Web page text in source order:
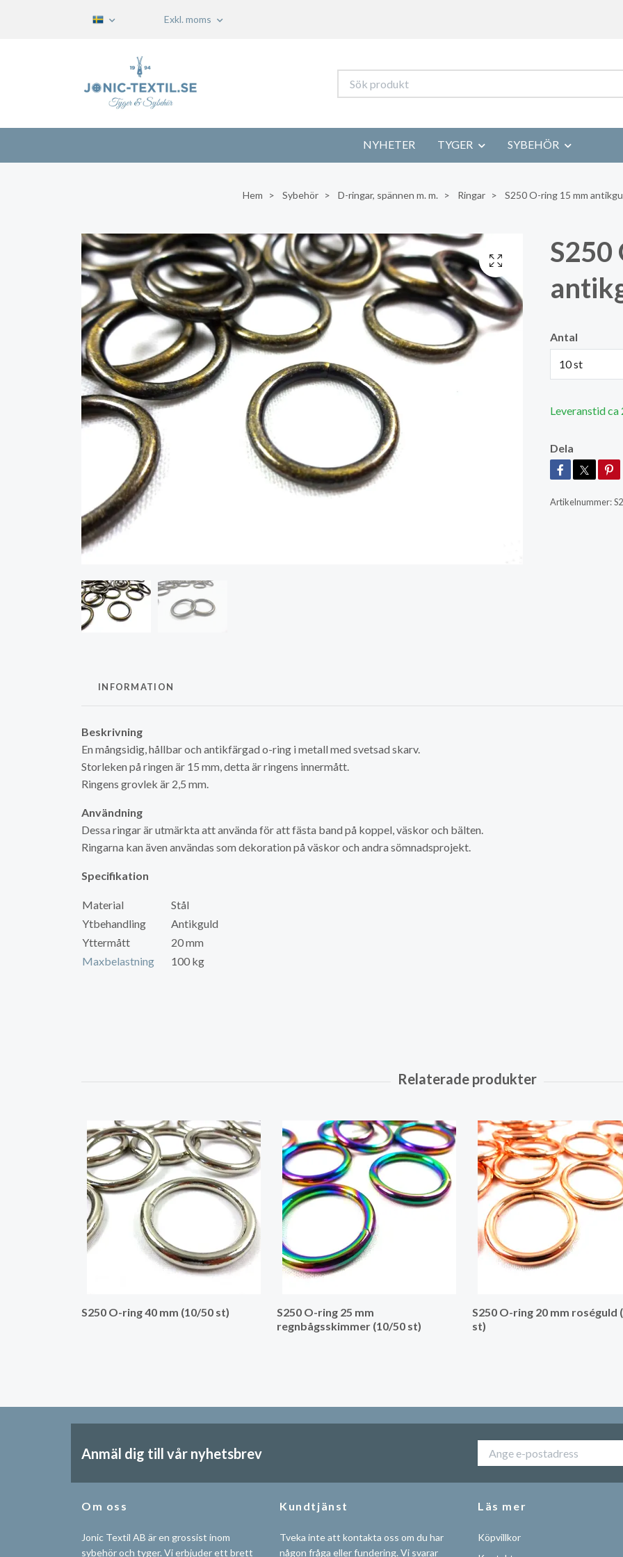
Exkl. moms
NYHETER TYGER SYBEHÖR
Hem Sybehör D-ringar, spännen m. m. Ringar S250 O-ring 15 mm
S250
Antal
10 st
Leveranstid ca
Dela
Artikelnummer:
INFORMATION
Beskrivning
En mångsidig, hållbar och antikfärgad o-ring i metall med svetsad skarv.
Storleken på ringen är 15 mm, detta är ringens innermått.
Ringens grovlek är 2,5 mm.
Användning
Dessa ringar är utmärkta att använda för att fästa band på koppel, väskor och bälten.
Ringarna kan även användas som dekoration på väskor och andra sömnadsprojekt.
Specifikation
Material
Stål
Ytbehandling
Antikguld
Yttermått
20 mm
Maxbelastning
100 kg
S250 O-ring 40 mm (10/50 st)
S250 O-ring 25 mm
regnbågsskimmer (10/50 st)
S250 O-ring 20 mm roséguld
st)
Anmäl dig till vår nyhetsbrev
Om oss
Jonic Textil AB är en grossist inom
sybehör och tyger. Vi erbjuder ett brett
Kundtjänst
Tveka inte att kontakta oss om du har
någon fråga eller fundering. Vi svarar
Läs mer
Köpvillkor